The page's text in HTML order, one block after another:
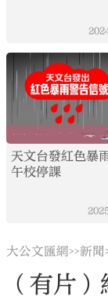
天文台發紅色暴
午校停課
大公文匯網>>新聞
（有片